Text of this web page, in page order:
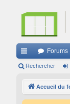
ac
Forums
Rechercher
Accueil du